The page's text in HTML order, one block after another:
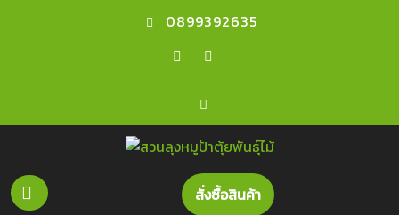
0899392635
สั่งซื้อสินค้า